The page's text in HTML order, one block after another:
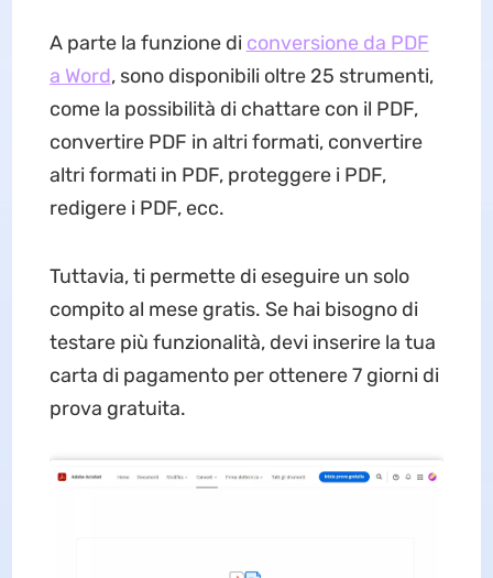
A parte la funzione di conversione da PDF
a Word, sono disponibili oltre 25 strumenti,
come la possibilità di chattare con il PDF,
convertire PDF in altri formati, convertire
altri formati in PDF, proteggere i PDF,
redigere i PDF, ecc.
Tuttavia, ti permette di eseguire un solo
compito al mese gratis. Se hai bisogno di
testare più funzionalità, devi inserire la tua
carta di pagamento per ottenere 7 giorni di
prova gratuita.